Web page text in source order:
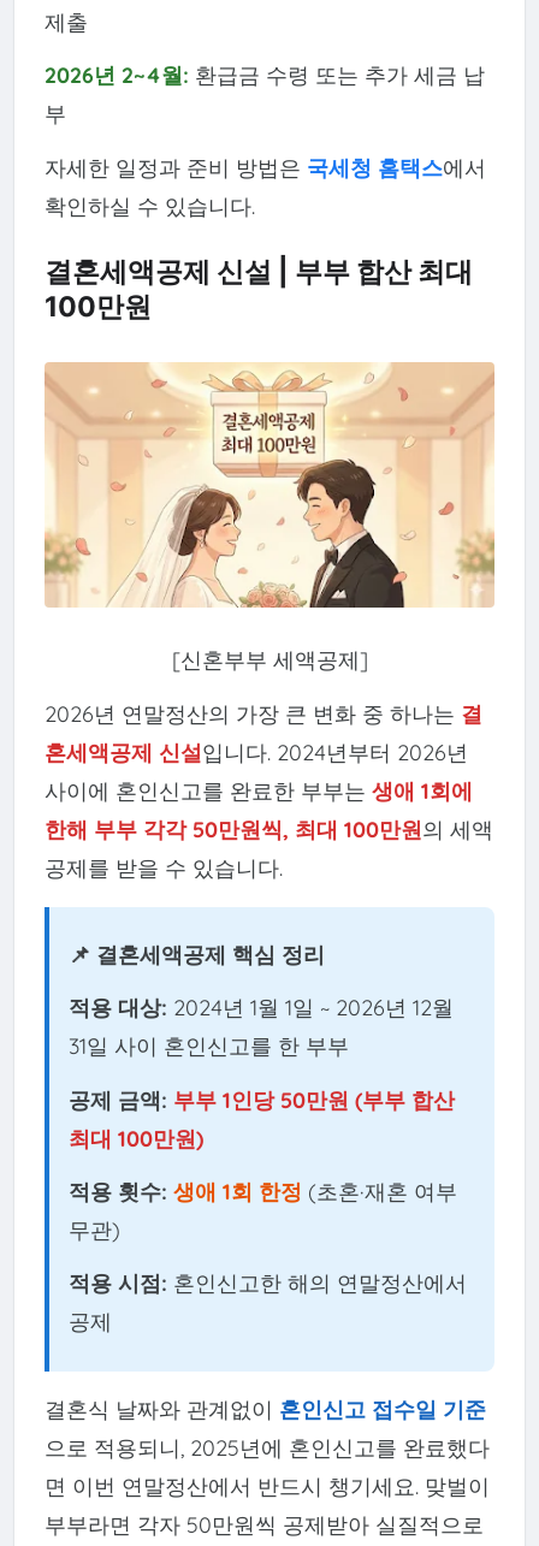
제출
2026년 2~4월: 환급금 수령 또는 추가 세금 납
부
자세한 일정과 준비 방법은 국세청 홈택스에서
확인하실 수 있습니다.
결혼세액공제 신설 | 부부 합산 최대
100만원
[신혼부부 세액공제]
2026년 연말정산의 가장 큰 변화 중 하나는 결
혼세액공제 신설입니다. 2024년부터 2026년
사이에 혼인신고를 완료한 부부는 생애 1회에
한해 부부 각각 50만원씩, 최대 100만원의 세액
공제를 받을 수 있습니다.
📌 결혼세액공제 핵심 정리
적용 대상: 2024년 1월 1일 ~ 2026년 12월
31일 사이 혼인신고를 한 부부
공제 금액: 부부 1인당 50만원 (부부 합산
최대 100만원)
적용 횟수: 생애 1회 한정 (초혼·재혼 여부
무관)
적용 시점: 혼인신고한 해의 연말정산에서
공제
결혼식 날짜와 관계없이 혼인신고 접수일 기준
으로 적용되니, 2025년에 혼인신고를 완료했다
면 이번 연말정산에서 반드시 챙기세요. 맞벌이
부부라면 각자 50만원씩 공제받아 실질적으로